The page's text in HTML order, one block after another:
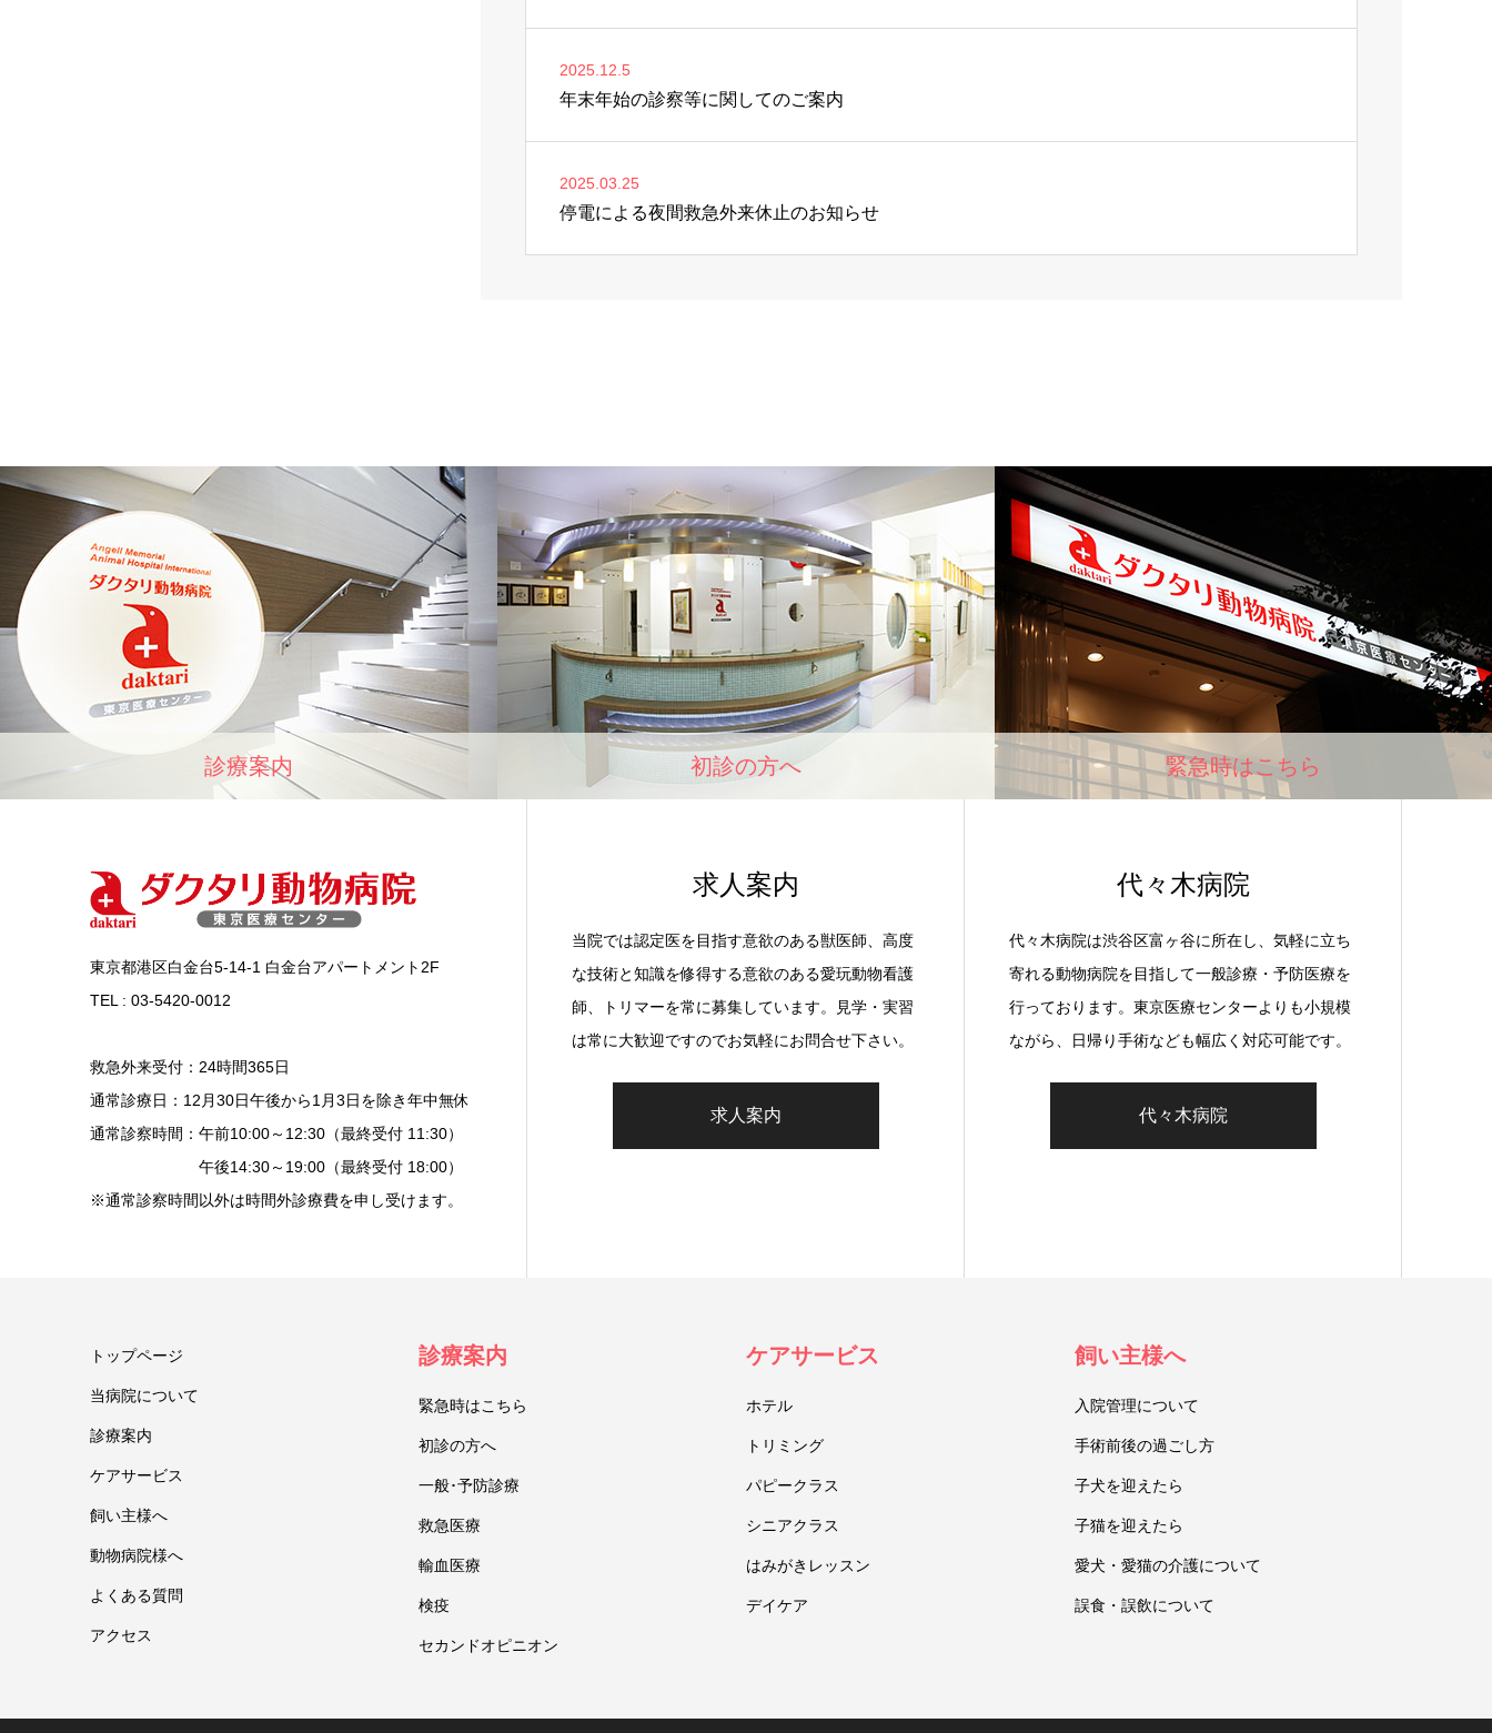
2025.12.5
年末年始の診察等に関してのご案内
2025.03.25
停電による夜間救急外来休止のお知らせ
診療案内 初診の方へ 緊急時はこちら
東京都港区白金台5-14-1 白金台アパートメント2F
TEL : 03-5420-0012
救急外来受付：24時間365日
通常診療日：12月30日午後から1月3日を除き年中無休
通常診察時間：午前10:00～12:30（最終受付 11:30）
午後14:30～19:00（最終受付 18:00）
※通常診察時間以外は時間外診療費を申し受けます。
求人案内
当院では認定医を目指す意欲のある獣医師、高度
な技術と知識を修得する意欲のある愛玩動物看護
師、トリマーを常に募集しています。見学・実習
は常に大歓迎ですのでお気軽にお問合せ下さい。
求人案内
代々木病院
代々木病院は渋谷区富ヶ谷に所在し、気軽に立ち
寄れる動物病院を目指して一般診療・予防医療を
行っております。東京医療センターよりも小規模
ながら、日帰り手術なども幅広く対応可能です。
代々木病院
トップページ
当病院について
診療案内
ケアサービス
飼い主様へ
動物病院様へ
よくある質問
アクセス
診療案内
緊急時はこちら
初診の方へ
一般･予防診療
救急医療
輸血医療
検疫
セカンドオピニオン
ケアサービス
ホテル
トリミング
パピークラス
シニアクラス
はみがきレッスン
デイケア
飼い主様へ
入院管理について
手術前後の過ごし方
子犬を迎えたら
子猫を迎えたら
愛犬・愛猫の介護について
誤食・誤飲について